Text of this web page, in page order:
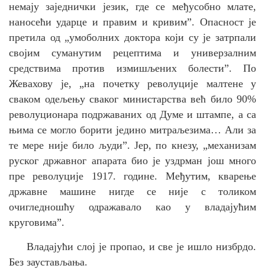
немају заједнички језик, где се међусобно млате,
наносећи ударце и правим и кривим”. Опасност је
претила од„умоболних доктора који су је затрпали
својим суманутим рецептима и универзалним
средствимапротив измишљених болести”. По
Жевахову је, „на почетку револуције малтене у
сваком одељењу сваког министарства већ било 90%
револуционара подржаваних од Думе и штампе, а са
њима се могло борити једино митраљезима… Али за
те мере није било људи”. Јер, по кнезу, „механизам
руског државног апарата био је уздрман још много
пре револуције 1917. године. Међутим, кварење
државне машине нигде се није с толиком
очигледношћу одражавало као у владајућим
круговима”.
Владајући слој је пропао, и све је ишло низбрдо.
Без заустављања.